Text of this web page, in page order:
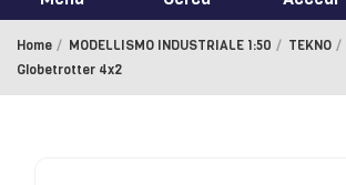
Home MODELLISMO INDUSTRIALE 1:50 TEKNO
Globetrotter 4x2